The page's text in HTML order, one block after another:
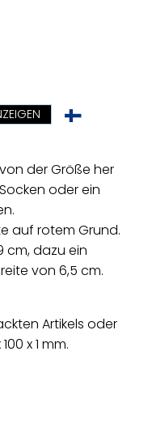
der Größe her
oder ein
auf rotem Grund.
cm, dazu ein
von 6,5 cm.
Artikels oder
x 1 mm.